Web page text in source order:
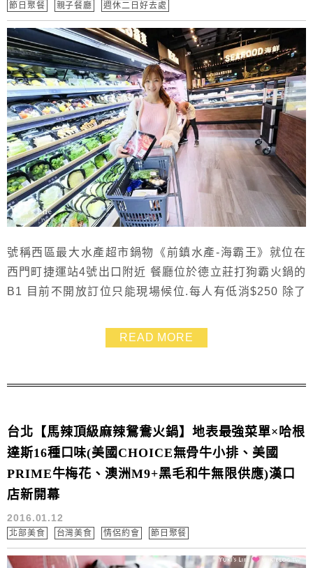
節日聚餐
親子餐廳 週休二日好去處
號稱西區最大水產超市鍋物《前鎮水產-海霸王》就位在
西門町捷運站4號出口附近 餐廳位於德立莊打狗霸火鍋的
B1 目前不開放訂位只能現場候位.每人有低消$250 除了
的副食→滷肉飯、多種麵食、汽水飲料、雞蛋、冰淇淋都
是無限供應 這家的超市區雖不是很大.不過食材很多種.價
READ MORE
台北【馬辣頂級麻辣鴛鴦火鍋】地表最強菜單×哈根
達斯16種口味(美國CHOICE無骨牛小排、美國
PRIME牛梅花、澳洲M9+黑毛和牛無限供應)漢口
店新開幕
2016.01.12
北部美食 台灣美食 情侶約會 節日聚餐